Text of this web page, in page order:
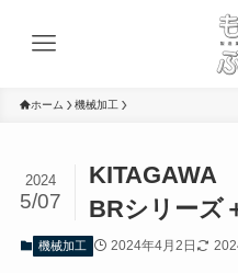
ホーム 機械加工
KITAGAWA
BRシリーズ
2024
5/07
機械加工 2024年4月2日